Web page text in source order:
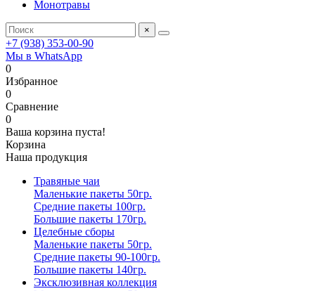
Монотравы
×
+7 (938) 353-00-90
Мы в WhatsApp
0
Избранное
0
Сравнение
0
Ваша корзина пуста!
Корзина
Наша продукция
Травяные чаи
Маленькие пакеты 50гр.
Средние пакеты 100гр.
Большие пакеты 170гр.
Целебные сборы
Маленькие пакеты 50гр.
Средние пакеты 90-100гр.
Большие пакеты 140гр.
Эксклюзивная коллекция